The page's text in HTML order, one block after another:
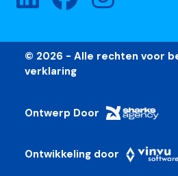
© 2026 - Alle rechten voor
verklaring
Ontwerp Door
Ontwikkeling door